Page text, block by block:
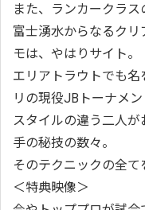
また、ランカークラス
富士湧水からなるク
モは、やはりサイト。
エリアトラウトでも
リの現役JBトーナメン
スタイルの違う二人
手の秘技の数々。
そのテクニックの全て
＜特典映像＞